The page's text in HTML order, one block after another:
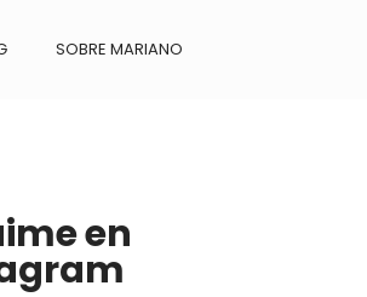
SOBRE MARIANO
en